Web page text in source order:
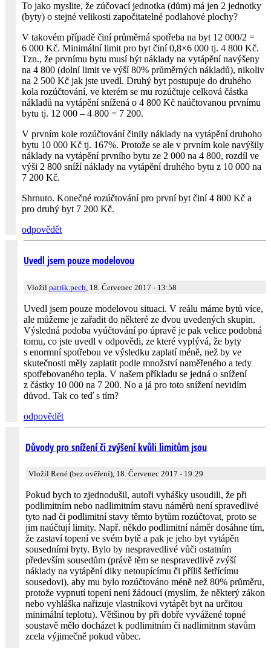
To jako myslite, že zúčovací jednotka (dům) má jen 2 jednotky
(byty) o stejné velikosti započitatelné podlahové plochy?
V takovém případě činí průměrná spotřeba na byt 12 000/2 =
6 000 Kč. Minimální limit pro byt činí 0,8×6 000 tj. 4 800 Kč.
Tzn., že prvnímu bytu musí být náklady na vytápění navýšeny
na 4 800 (dolní limit ve výší 80% průměrných nákladů), nikoliv
na 2 500 Kč jak jste uvedl. Druhý byt postupuje do druhého
kola rozúčtování, ve kterém se mu rozúčtuje celková částka
nákladů na vytápění snížená o 4 800 Kč naúčtovanou prvnímu
bytu tj. 12 000 – 4 800 = 7 200.
V prvním kole rozúčtování činily náklady na vytápění druhoho
bytu 10 000 Kč tj. 167%. Protože se ale v prvním kole navýšily
náklady na vytápění prvního bytu ze 2 000 na 4 800, rozdíl ve
výši 2 800 sníží náklady na vytápění druhého bytu z 10 000 na
7 200 Kč.
Shrnuto. Konečné rozúčtování pro první byt činí 4 800 Kč a
pro druhý byt 7 200 Kč.
odpovědět
Uvedl jsem pouze modelovou
Vložil patrik.pech , 18. Červenec 2017 - 13:58
Uvedl jsem pouze modelovou situaci. V reálu máme bytů více,
ale můžeme je zařadit do některé ze dvou uvedených skupin.
Výsledná podoba vyúčtování po úpravě je pak velice podobná
tomu, co jste uvedl v odpovědi, ze které vyplývá, že byty
s enormní spotřebou ve výsledku zaplatí méně, než by ve
skutečnosti měly zaplatit podle množství naměřeného a tedy
spotřebovaného tepla. V našem příkladu se jedná o snížení
z částky 10 000 na 7 200. No a já pro toto snížení nevidím
důvod. Tak co teď s tím?
odpovědět
Důvody pro snížení či zvýšení kvůli limitům jsou
Vložil René (bez ověření), 18. Červenec 2017 - 19:29
Pokud bych to zjednodušil, autoři vyhášky usoudili, že při
podlimitním nebo nadlimitním stavu náměrů není spravedlivé
tyto nad či podlimitní stavy těmto bytům rozúčtovat, proto se
jim naúčtují limity. Např. někdo podlimitní náměr dosáhne tím,
že zastaví topení ve svém bytě a pak je jeho byt vytápěn
sousedními byty. Bylo by nespravedlivé vůči ostatním
především sousedům (právě těm se nespravedlivě zvýší
náklady na vytápění diky netoupícímu či příliš šetřícímu
sousedovi), aby mu bylo rozúčtováno méně než 80% průměru,
protože vypnutí topení není žádoucí (myslím, že některý zákon
nebo vyhláška nařizuje vlastníkovi vytápět byt na určitou
minimální teplotu). Většinou by při dobře vyvážené topné
soustavě mělo docházet k podlimitním či nadlimitnm stavům
zcela výjimečně pokud vůbec.